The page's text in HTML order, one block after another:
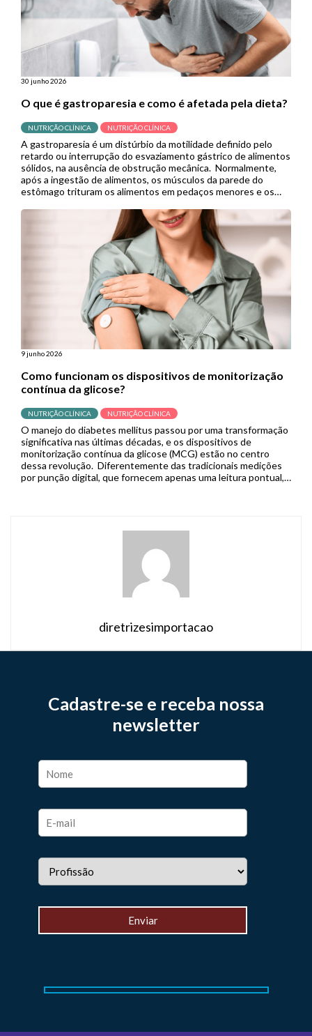
30 junho 2026
O que é gastroparesia e como é afetada pela dieta?
NUTRIÇÃO CLÍNICA NUTRIÇÃO CLÍNICA
A gastroparesia é um distúrbio da motilidade definido pelo
retardo ou interrupção do esvaziamento gástrico de alimentos
sólidos, na ausência de obstrução mecânica. Normalmente,
após a ingestão de alimentos, os músculos da parede do
estômago trituram os alimentos em pedaços menores e os
Porém, quando se […]
9 junho 2026
Como funcionam os dispositivos de monitorização
contínua da glicose?
NUTRIÇÃO CLÍNICA NUTRIÇÃO CLÍNICA
O manejo do diabetes mellitus passou por uma transformação
significativa nas últimas décadas, e os dispositivos de
monitorização contínua da glicose (MCG) estão no centro
dessa revolução. Diferentemente das tradicionais medições
por punção digital, que fornecem apenas uma leitura pontual,
diretrizesimportacao
Cadastre-se e receba nossa
newsletter